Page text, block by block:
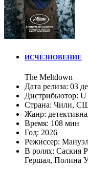
ИСЧЕЗНОВЕНИЕ
The Meltdown
Дата релиза: 03
Дистрибьютор: U
Страна: Чили,
Жанр:
Время: 108 мин
Год: 2026
Режиссер:
В ролях: Саския
Гершал, Полина